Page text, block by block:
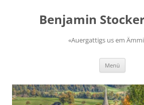
springenBenjamin
«Auergattigs us em
Menü